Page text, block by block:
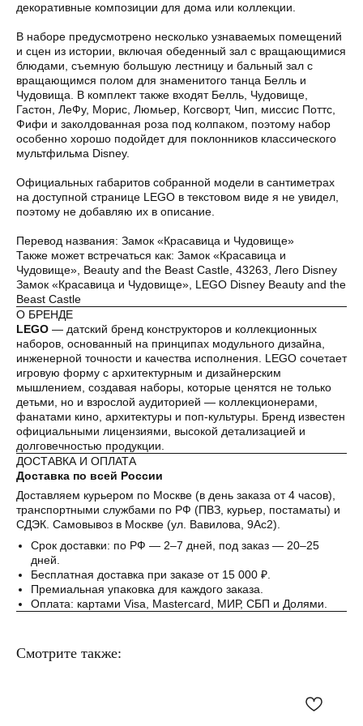
декоративные композиции для дома или коллекции.
В наборе предусмотрено несколько узнаваемых помещений
и сцен из истории, включая обеденный зал с вращающимися
блюдами, съемную большую лестницу и бальный зал с
вращающимся полом для знаменитого танца Белль и
Чудовища. В комплект также входят Белль, Чудовище,
Гастон, ЛеФу, Морис, Люмьер, Когсворт, Чип, миссис Поттс,
Фифи и заколдованная роза под колпаком, поэтому набор
особенно хорошо подойдет для поклонников классического
мультфильма Disney.
Официальных габаритов собранной модели в сантиметрах
на доступной странице LEGO в текстовом виде я не увидел,
поэтому не добавляю их в описание.
Перевод названия: Замок «Красавица и Чудовище»
Также может встречаться как: Замок «Красавица и
Чудовище», Beauty and the Beast Castle, 43263, Лего Disney
Замок «Красавица и Чудовище», LEGO Disney Beauty and the
Beast Castle
О БРЕНДЕ
LEGO — датский бренд конструкторов и коллекционных
наборов, основанный на принципах модульного дизайна,
инженерной точности и качества исполнения. LEGO сочетает
игровую форму с архитектурным и дизайнерским
мышлением, создавая наборы, которые ценятся не только
детьми, но и взрослой аудиторией — коллекционерами,
фанатами кино, архитектуры и поп-культуры. Бренд известен
официальными лицензиями, высокой детализацией и
долговечностью продукции.
ДОСТАВКА И ОПЛАТА
Доставка по всей России
Доставляем курьером по Москве (в день заказа от 4 часов),
транспортными службами по РФ (ПВЗ, курьер, постаматы) и
СДЭК. Самовывоз в Москве (ул. Вавилова, 9Ас2).
Срок доставки: по РФ — 2–7 дней, под заказ — 20–25
дней.
Бесплатная доставка при заказе от 15 000 ₽.
Премиальная упаковка для каждого заказа.
Оплата: картами Visa, Mastercard, МИР, СБП и Долями.
Смотрите также:
Оплата частями
Оплатите сегодня 25% стоимости покупки
картой любого банка, остальное — тремя
Оплата
сегодня
25%
Через
2 недели
25%
Через
4 недели
25%
Через
6 недель
25%
Без комиссий и переплат
Как обычная оплата картой
Понятно